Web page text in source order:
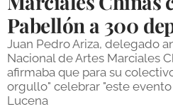
COMPETICIONES
DEPORTE BASE
OPINIÓN
VENTANA CIUDADANA
Pabellón a 300
Juan Pedro Ariza, delegado
Nacional de Artes Marciales
afirmaba que para su
orgullo" celebrar "este
Lucena